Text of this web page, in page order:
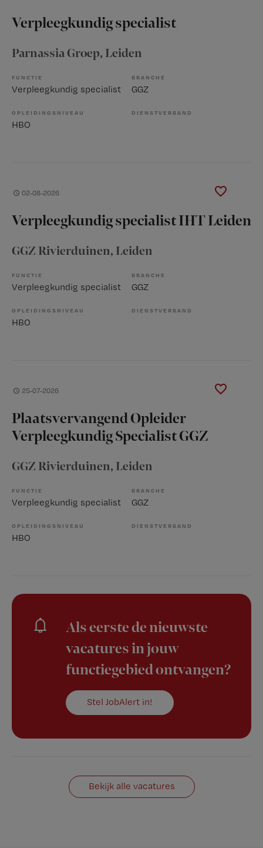
Verpleegkundig specialist
Parnassia Groep, Leiden
FUNCTIE
Verpleegkundig specialist
BRANCHE
GGZ
OPLEIDINGSNIVEAU
HBO
DIENSTVERBAND
02-08-2026
Verpleegkundig specialist IHT Leiden
GGZ Rivierduinen, Leiden
FUNCTIE
Verpleegkundig specialist
BRANCHE
GGZ
OPLEIDINGSNIVEAU
HBO
DIENSTVERBAND
25-07-2026
Plaatsvervangend Opleider
Verpleegkundig Specialist GGZ
GGZ Rivierduinen, Leiden
FUNCTIE
Verpleegkundig specialist
BRANCHE
GGZ
OPLEIDINGSNIVEAU
HBO
DIENSTVERBAND
Als eerste de nieuwste
vacatures in jouw
functiegebied ontvangen?
Stel JobAlert in!
Bekijk alle vacatures